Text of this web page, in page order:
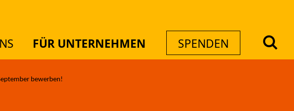
SPENDEN
FÜR UNTERNEHMEN
bewerben!